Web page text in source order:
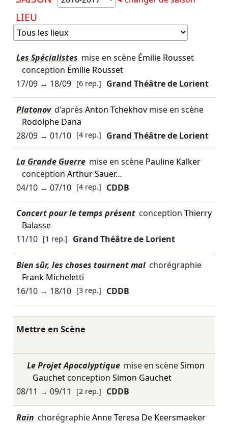
LIEU
Les Spécialistes mise en scène Émilie Rousset
conception Émilie Rousset
17/09→ 18/09 [6 rep.] Grand Théâtre de Lorient
Platonov d'après Anton Tchekhovmise en scène
Rodolphe Dana
28/09→ 01/10 [4 rep.] Grand Théâtre de Lorient
La Grande Guerre mise en scène Pauline Kalker
conception Arthur Sauer…
04/10→ 07/10 [4 rep.] CDDB
Concert pour le temps présent conception Thierry
Balasse
11/10 [1 rep.] Grand Théâtre de Lorient
Bien sûr, les choses tournent mal chorégraphie
Frank Micheletti
16/10→ 18/10 [3 rep.] CDDB
Mettre en Scène
Le Projet Apocalyptique mise en scèneSimon
Gauchetconception Simon Gauchet
08/11 → 09/11 [2 rep.] CDDB
Rain chorégraphieAnne Teresa De Keersmaeker